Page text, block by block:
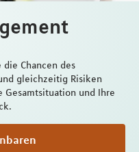
Chancen des
gleichzeitig Risiken
und Ihre